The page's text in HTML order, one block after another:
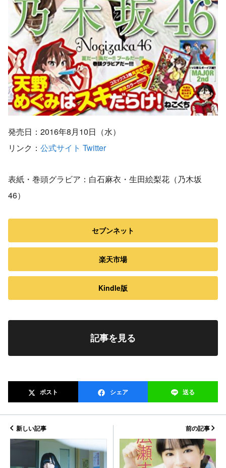
発売日：2016年8月10日（水）
リンク： 公式サイト Twitter
表紙・巻頭グラビア：白石麻衣・生田絵梨花（乃木坂
46）
セブンネット
楽天市場
Kindle版
記事を見る
ポスト シェア 送る
新しい記事 前の記事